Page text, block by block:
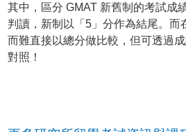
其中，區分 GMAT 新舊制的考試成
判讀，新制以「5」分作為結尾。而
而難直接以總分做比較，但可透過
對照！